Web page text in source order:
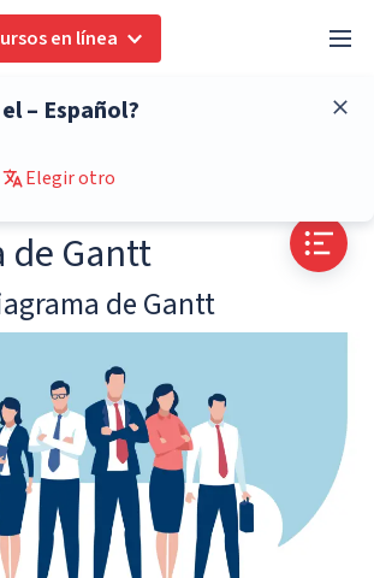
en línea
– Español?
Elegir otro
the course catalogue
de Gantt
de Gantt